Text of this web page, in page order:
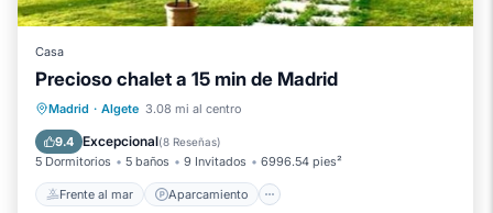
Casa
Precioso chalet a 15 min de Madrid
Madrid · Algete 3.08 mi al centro
9.4 Excepcional(8 Reseñas)
5 Dormitorios 5 baños 9 Invitados 6996.54 pies²
Frente al mar Aparcamiento
Frente al mar Aparcamiento
Vista al mar